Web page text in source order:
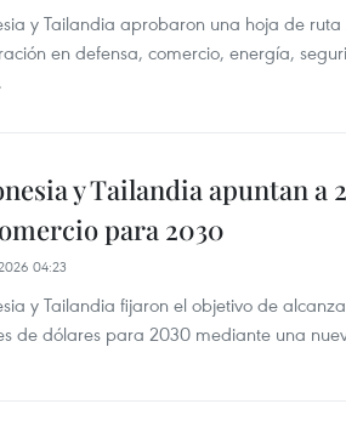
y Tailandia aprobaron una hoja de
en defensa, comercio, energía,
y Tailandia apuntan a
para 2030
04:23
y Tailandia fijaron el objetivo de
de dólares para 2030 mediante una